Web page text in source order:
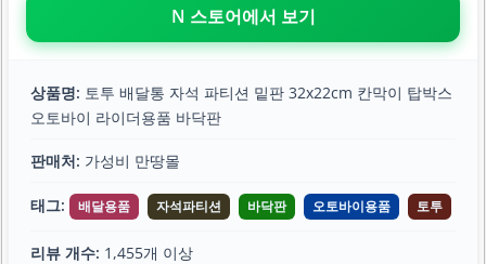
N 스토어에서 보기
상품명: 토투 배달통 자석 파티션 밑판 32x22cm 칸막이 탑박스
오토바이 라이더용품 바닥판
판매처: 가성비 만땅몰
태그: 배달용품 자석파티션 바닥판 오토바이용품 토투
리뷰 개수: 1,455개 이상